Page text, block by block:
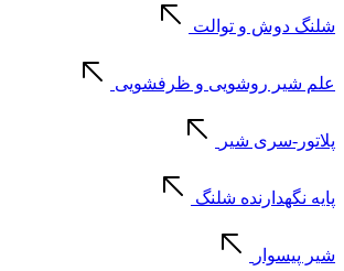
شلنگ دوش و توالت
علم شیر روشویی و ظرفشویی
پلاتور-سری شیر
پایه نگهدارنده شلنگ
شیر پیسوار